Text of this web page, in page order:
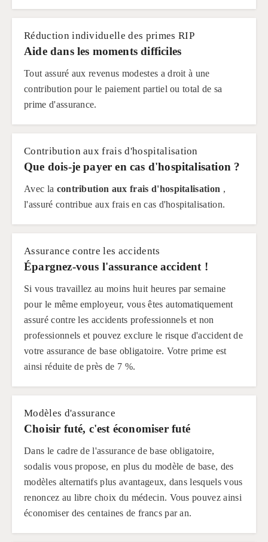
Réduction individuelle des primes RIP
Aide dans les moments difficiles
Tout assuré aux revenus modestes a droit à une
contribution pour le paiement partiel ou total de sa
prime d'assurance.
Contribution aux frais d'hospitalisation
Que dois-je payer en cas d'hospitalisation ?
Avec la contribution aux frais d'hospitalisation ,
l'assuré contribue aux frais en cas d'hospitalisation.
Assurance contre les accidents
Épargnez-vous l'assurance accident !
Si vous travaillez au moins huit heures par semaine
pour le même employeur, vous êtes automatiquement
assuré contre les accidents professionnels et non
professionnels et pouvez exclure le risque d'accident de
votre assurance de base obligatoire. Votre prime est
ainsi réduite de près de 7 %.
Modèles d'assurance
Choisir futé, c'est économiser futé
Dans le cadre de l'assurance de base obligatoire,
sodalis vous propose, en plus du modèle de base, des
modèles alternatifs plus avantageux, dans lesquels vous
renoncez au libre choix du médecin. Vous pouvez ainsi
économiser des centaines de francs par an.